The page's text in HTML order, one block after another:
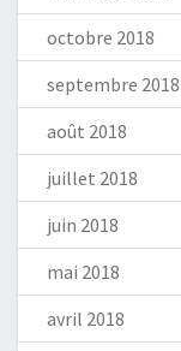
octobre 2018
septembre 2018
août 2018
juillet 2018
juin 2018
mai 2018
avril 2018